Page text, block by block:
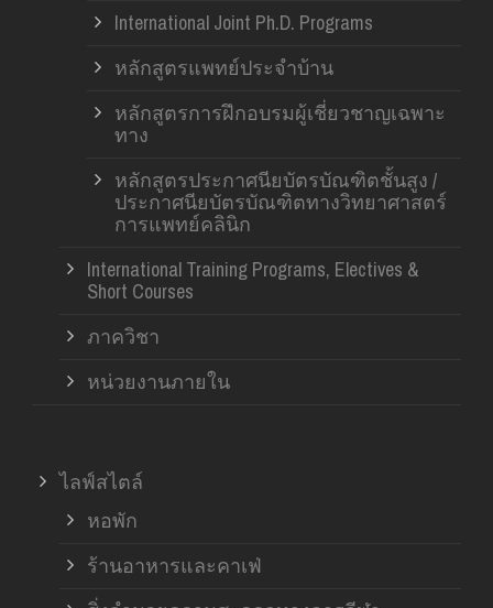
International Joint Ph.D. Programs
หลักสูตรแพทย์ประจำบ้าน
หลักสูตรการฝึกอบรมผู้เชี่ยวชาญเฉพาะ
ทาง
หลักสูตรประกาศนียบัตรบัณฑิตชั้นสูง /
ประกาศนียบัตรบัณฑิตทางวิทยาศาสตร์
การแพทย์คลินิก
International Training Programs, Electives &
Short Courses
ภาควิชา
หน่วยงานภายใน
ไลฟ์สไตล์
หอพัก
ร้านอาหารและคาเฟ่